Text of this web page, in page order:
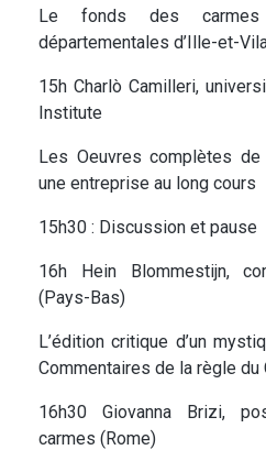
Le fonds des
départementales d’Ille-et-
15h Charlò Camilleri,
Institute
Les Oeuvres complètes de
une entreprise au long cours
15h30 : Discussion et pause
16h Hein Blommestijn,
(Pays-Bas)
L’édition critique d’un
Commentaires de la règle du
16h30 Giovanna Brizi,
carmes (Rome)